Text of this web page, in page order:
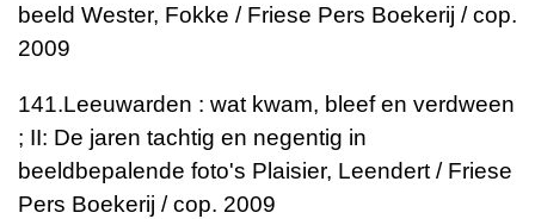
beeld Wester, Fokke / Friese Pers Boekerij / cop.
2009
141.Leeuwarden : wat kwam, bleef en verdween
; II: De jaren tachtig en negentig in
beeldbepalende foto's Plaisier, Leendert / Friese
Pers Boekerij / cop. 2009